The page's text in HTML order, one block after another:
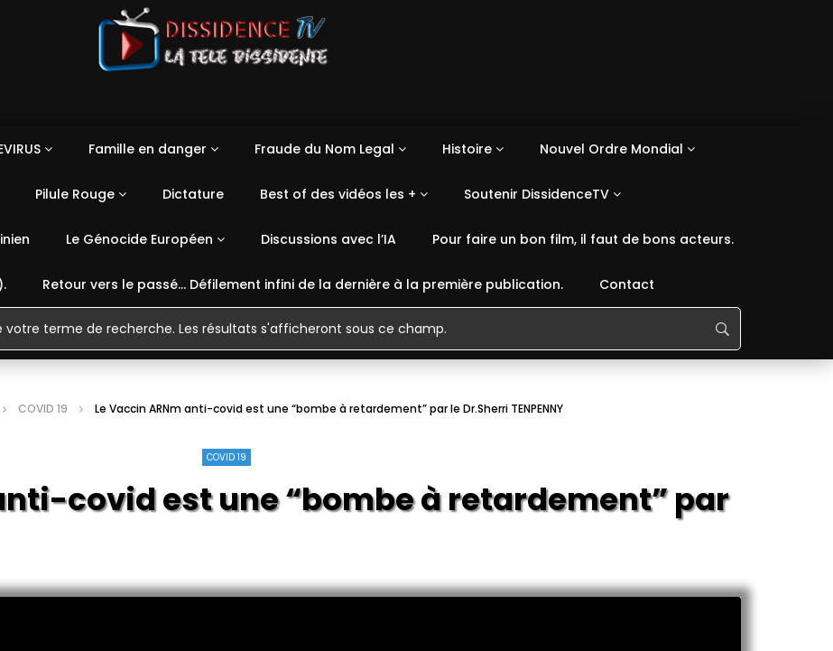
Famille en danger Fraude du Nom Legal Histoire Nouvel Ordre Mondial
Pilule Rouge Dictature Best of des vidéos les + Soutenir DissidenceTV
Le Génocide Européen Discussions avec l’IA Pour faire un bon film, il faut de bons acteurs.
Retour vers le passé… Défilement infini de la dernière à la première publication. Contact
COVID 19 Le Vaccin ARNm anti-covid est une “bombe à retardement” par le Dr.Sherri TENPENNY
COVID 19
covid est une “bombe à retardement” par